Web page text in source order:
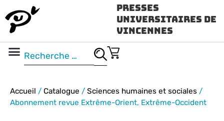
Presses
Universitaires de
Vincennes
Accueil / Catalogue / Sciences humaines et sociales /
Abonnement revue Extrême-Orient, Extrême-Occident